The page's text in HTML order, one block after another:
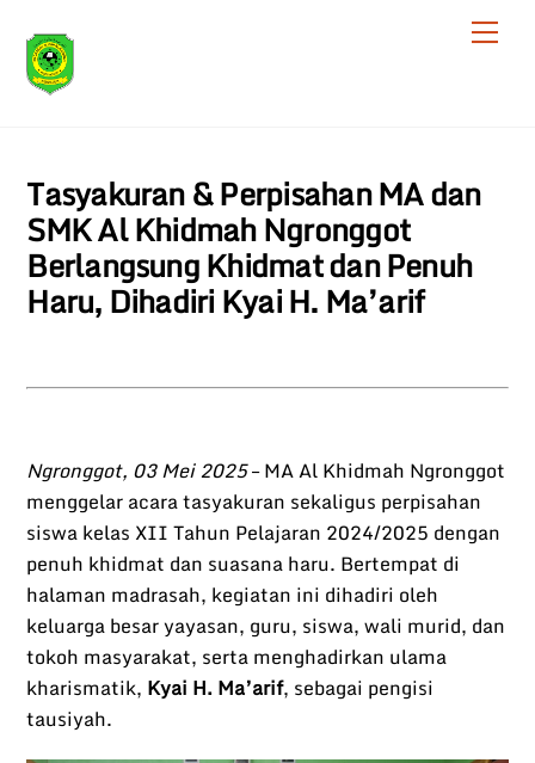
content
Tasyakuran & Perpisahan MA dan
SMK Al Khidmah Ngronggot
Berlangsung Khidmat dan Penuh
Haru, Dihadiri Kyai H. Ma’arif
Ngronggot, 03 Mei 2025– MA Al Khidmah Ngronggot
menggelar acara tasyakuran sekaligus perpisahan
siswa kelas XII Tahun Pelajaran 2024/2025 dengan
penuh khidmat dan suasana haru. Bertempat di
halaman madrasah, kegiatan ini dihadiri oleh
keluarga besar yayasan, guru, siswa, wali murid, dan
tokoh masyarakat, serta menghadirkan ulama
kharismatik, Kyai H. Ma’arif, sebagai pengisi
tausiyah.